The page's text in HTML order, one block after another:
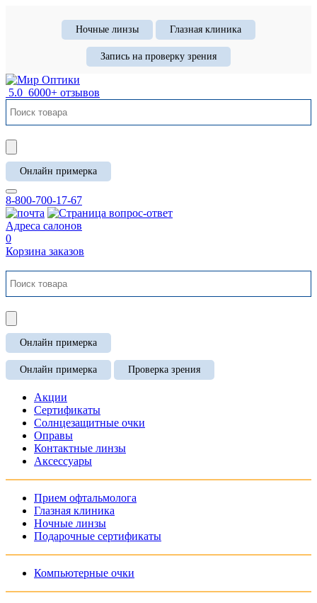
Ночные линзы Глазная клиника
Запись на проверку зрения
5.0 6000+ отзывов
Онлайн примерка
8-800-700-17-67
Адреса салонов
0
Корзина заказов
Онлайн примерка
Онлайн примерка Проверка зрения
Акции
Сертификаты
Солнцезащитные очки
Оправы
Контактные линзы
Аксессуары
Прием офтальмолога
Глазная клиника
Ночные линзы
Подарочные сертификаты
Компьютерные очки